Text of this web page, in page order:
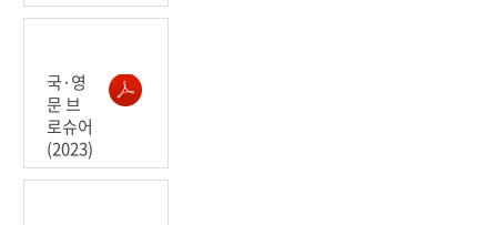
국·영
문 브
로슈어
(2023)